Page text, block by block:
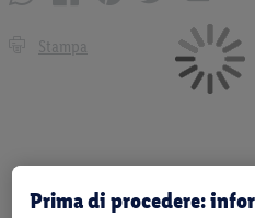
Stampa
Prima di procedere: